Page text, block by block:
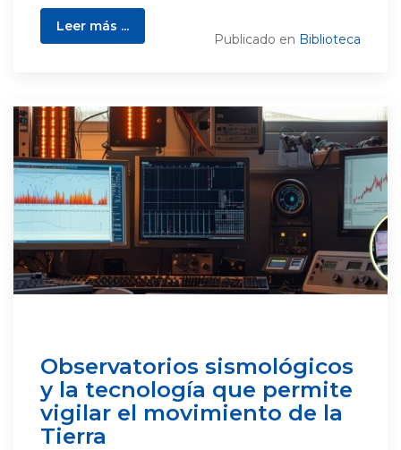
Leer más ...
Publicado en Biblioteca
Observatorios sismológicos
y la tecnología que permite
vigilar el movimiento de la
Tierra